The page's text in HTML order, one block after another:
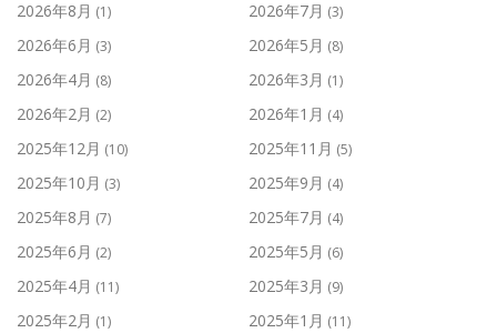
2026年8月 (1) 2026年7月 (3)
2026年6月 (3) 2026年5月 (8)
2026年4月 (8) 2026年3月 (1)
2026年2月 (2) 2026年1月 (4)
2025年12月 (10) 2025年11月 (5)
2025年10月 (3) 2025年9月 (4)
2025年8月 (7) 2025年7月 (4)
2025年6月 (2) 2025年5月 (6)
2025年4月 (11) 2025年3月 (9)
2025年2月 (1) 2025年1月 (11)